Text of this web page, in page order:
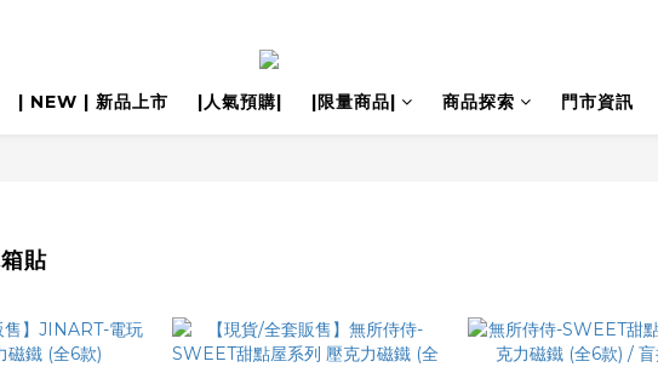
| NEW | 新品上市 |人氣預購| |限量商品| 商品探索 門市資訊
貼